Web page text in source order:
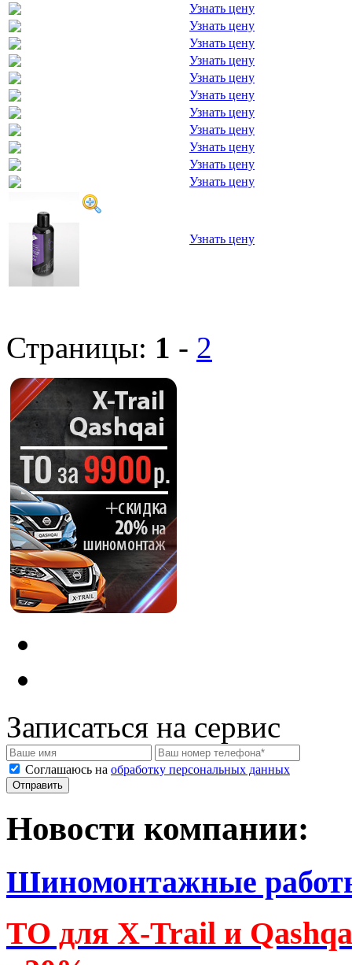
Узнать цену
Узнать цену
Узнать цену
Узнать цену
Узнать цену
Узнать цену
Узнать цену
Узнать цену
Узнать цену
Узнать цену
Узнать цену
Узнать цену
Страницы: 1 - 2
Записаться на сервис
Соглашаюсь на обработку персональных данных
Новости компании:
Шиномонтажные
ТО для X-Trail и